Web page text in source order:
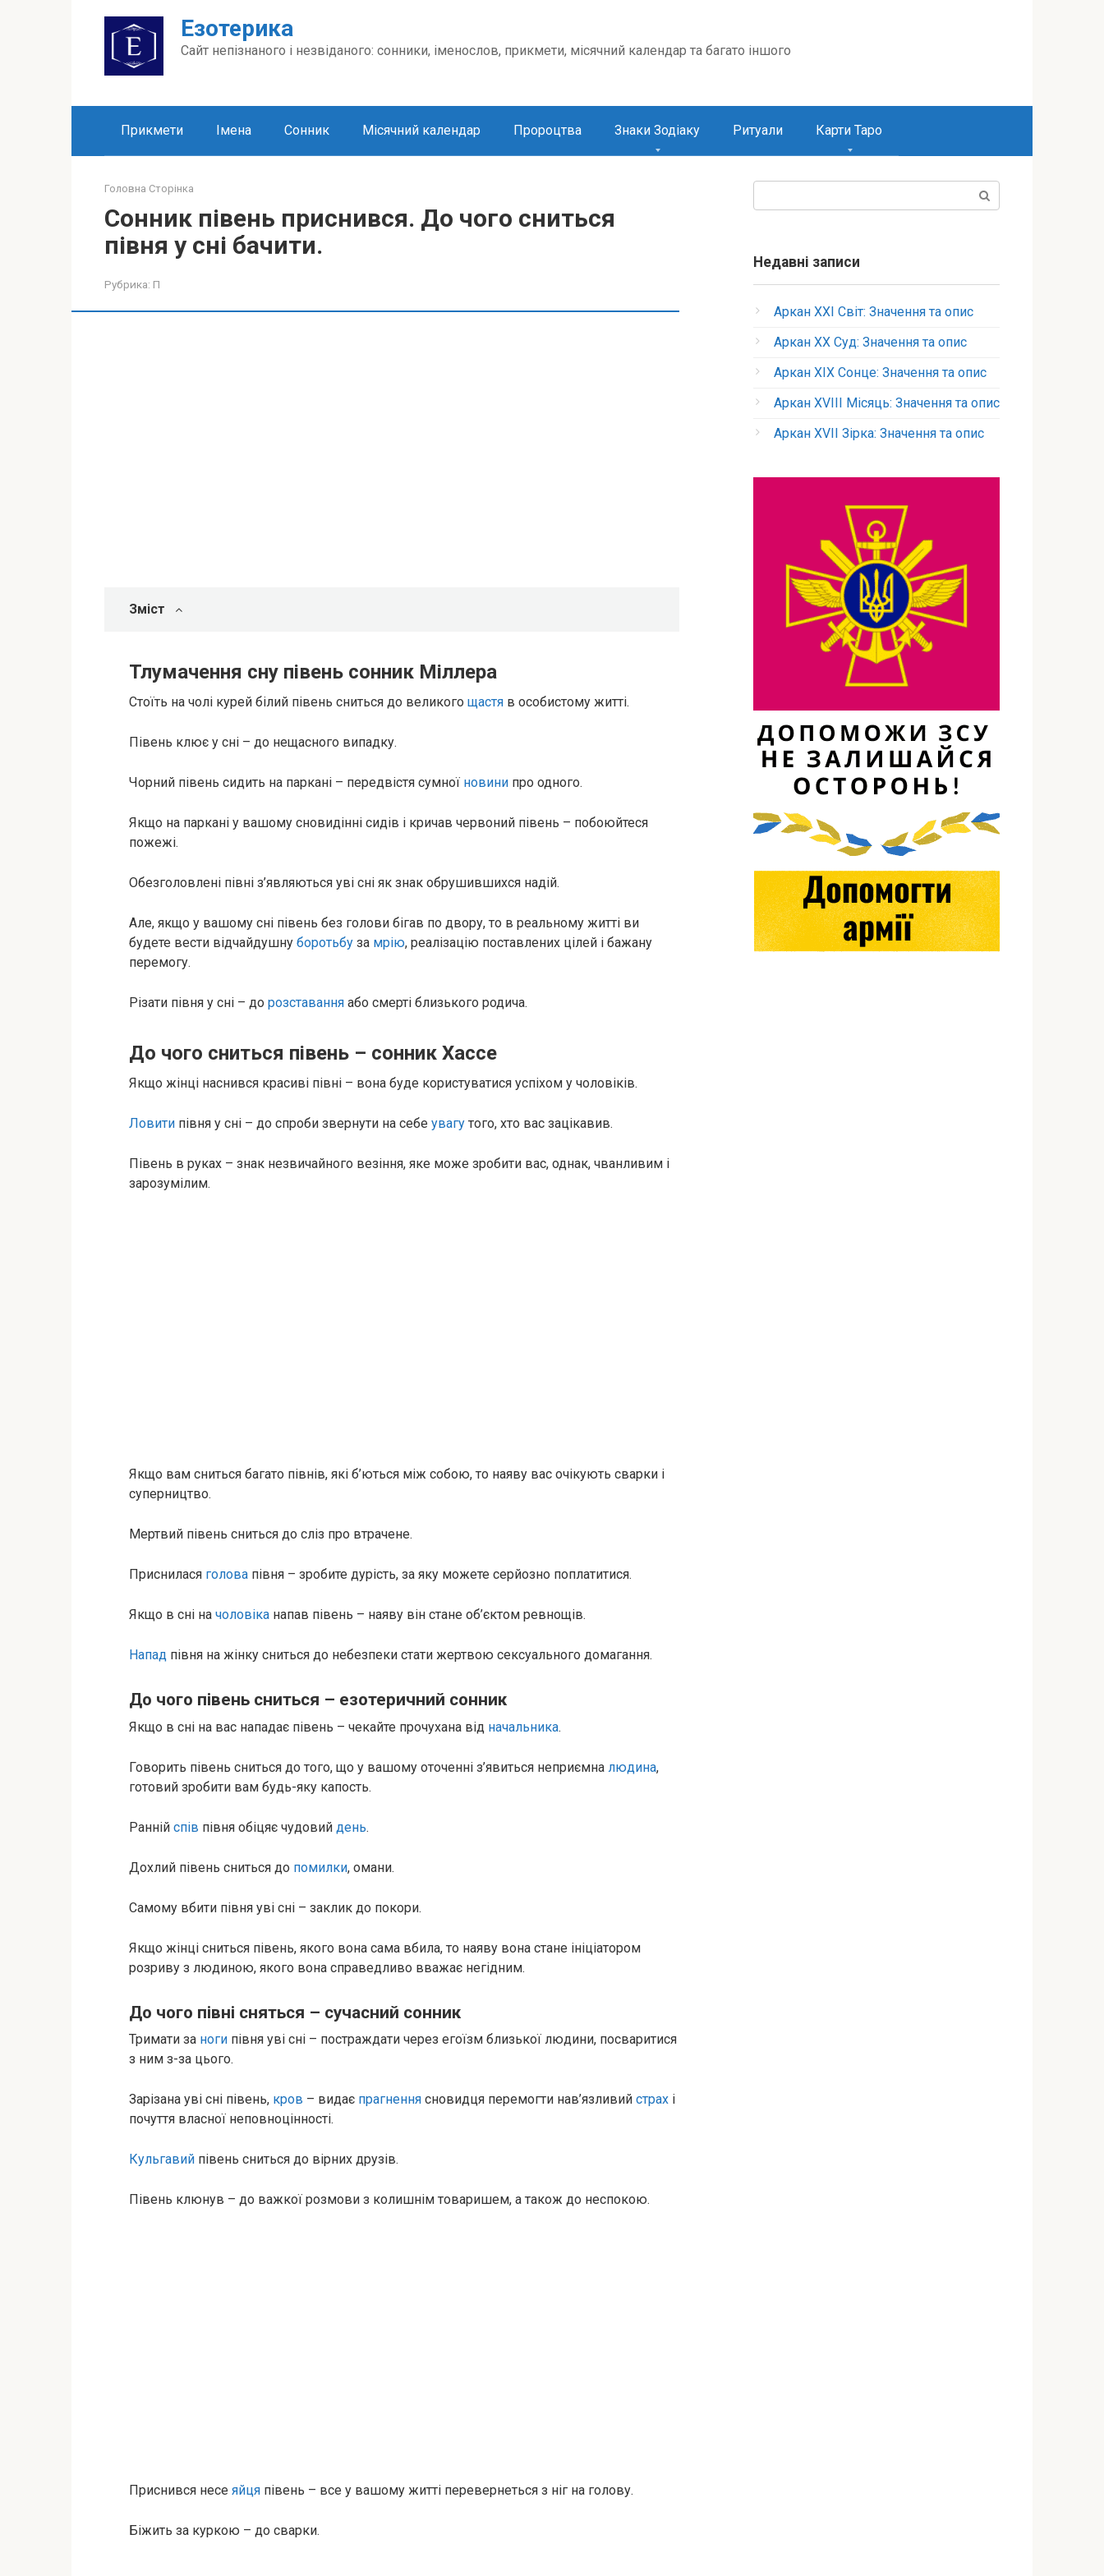
Езотерика
Сайт непізнаного і незвіданого: сонники, іменослов, прикмети, місячний календар та багато іншого
Прикмети Імена Сонник Місячний календар Пророцтва Знаки Зодіаку Ритуали Карти Таро
Головна Сторінка
Сонник півень приснився. До чого сниться
півня у сні бачити.
Рубрика: П
Зміст
Тлумачення сну півень сонник Міллера
Стоїть на чолі курей білий півень сниться до великого щастя в особистому житті.
Півень клює у сні – до нещасного випадку.
Чорний півень сидить на паркані – передвістя сумної новини про одного.
Якщо на паркані у вашому сновидінні сидів і кричав червоний півень – побоюйтеся
пожежі.
Обезголовлені півні з’являються уві сні як знак обрушившихся надій.
Але, якщо у вашому сні півень без голови бігав по двору, то в реальному житті ви
будете вести відчайдушну боротьбу за мрію, реалізацію поставлених цілей і бажану
перемогу.
Різати півня у сні – до розставання або смерті близького родича.
До чого сниться півень – сонник Хассе
Якщо жінці наснився красиві півні – вона буде користуватися успіхом у чоловіків.
Ловити півня у сні – до спроби звернути на себе увагу того, хто вас зацікавив.
Півень в руках – знак незвичайного везіння, яке може зробити вас, однак, чванливим і
зарозумілим.
Якщо вам сниться багато півнів, які б’ються між собою, то наяву вас очікують сварки і
суперництво.
Мертвий півень сниться до сліз про втрачене.
Приснилася голова півня – зробите дурість, за яку можете серйозно поплатитися.
Якщо в сні на чоловіка напав півень – наяву він стане об’єктом ревнощів.
Напад півня на жінку сниться до небезпеки стати жертвою сексуального домагання.
До чого півень сниться – езотеричний сонник
Якщо в сні на вас нападає півень – чекайте прочухана від начальника.
Говорить півень сниться до того, що у вашому оточенні з’явиться неприємна людина,
готовий зробити вам будь-яку капость.
Ранній спів півня обіцяє чудовий день.
Дохлий півень сниться до помилки, омани.
Самому вбити півня уві сні – заклик до покори.
Якщо жінці сниться півень, якого вона сама вбила, то наяву вона стане ініціатором
розриву з людиною, якого вона справедливо вважає негідним.
До чого півні сняться – сучасний сонник
Тримати за ноги півня уві сні – постраждати через егоїзм близької людини, посваритися
з ним з-за цього.
Зарізана уві сні півень, кров – видає прагнення сновидця перемогти нав’язливий страх і
почуття власної неповноцінності.
Кульгавий півень сниться до вірних друзів.
Півень клюнув – до важкої розмови з колишнім товаришем, а також до неспокою.
Приснився несе яйця півень – все у вашому житті перевернеться з ніг на голову.
Біжить за куркою – до сварки.
Недавні записи
Аркан XXI Світ: Значення та опис
Аркан XX Суд: Значення та опис
Аркан XIX Сонце: Значення та опис
Аркан XVIII Місяць: Значення та опис
Аркан XVII Зірка: Значення та опис